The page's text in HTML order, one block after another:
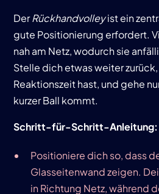
DerRückhandvolleyist ein
gute Positionierung erfordert.
nah am Netz, wodurch sie
Stelle dich etwas weiter
Reaktionszeit hast, und gehe
kurzer Ball kommt.
Schritt-für-Schritt-Anleitung:
Positioniere dich so, dass
Glasseitenwand zeigen.
in Richtung Netz, während